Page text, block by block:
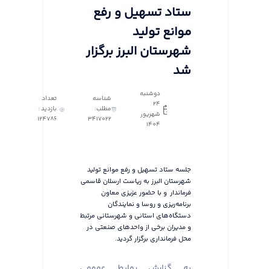
ستاد تسهیل و رفع
موانع تولید
شهرستان البرز برگزار
شد
دوشنبه
24
شهریور
1404
شناسه
مطلب:
3417022
تعداد
بازدید :
124786
جلسه ستاد تسهیل و رفع موانع تولید
شهرستان البرز به ریاست ارسلان قاسمی
فرماندار و با حضور عزیزی معاون
برنامه‌ریزی و روسا و نمایندگان
دستگاه‌های استانی و شهرستانی مرتبط
و مدیران برخی از واحدهای صنعتی در
محل فرمانداری برگزار گردید.